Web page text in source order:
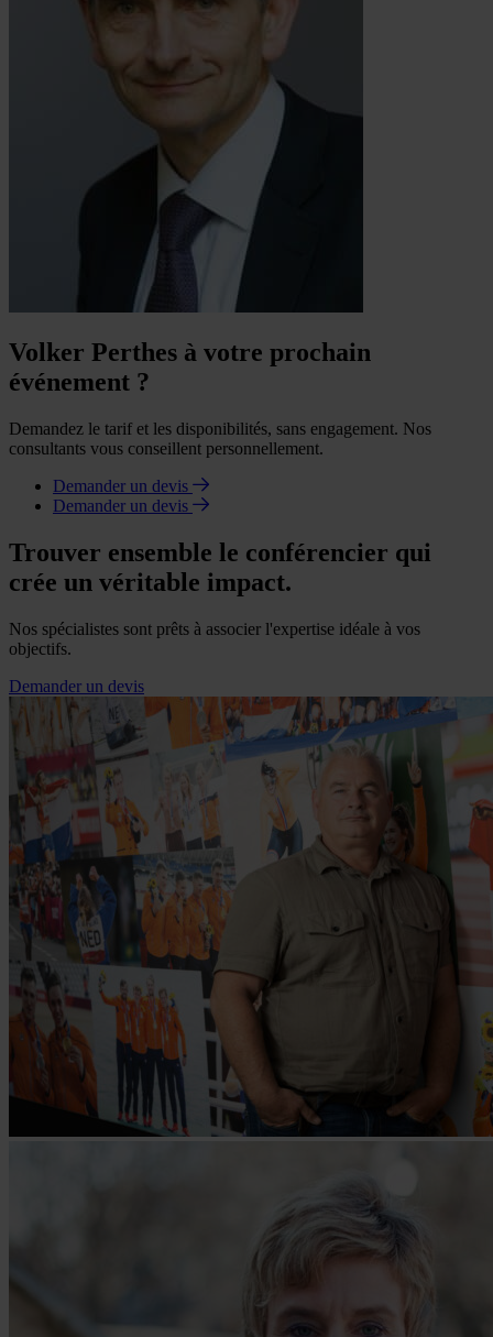
Volker Perthes à votre prochain
événement ?
Demandez le tarif et les disponibilités, sans engagement. Nos
consultants vous conseillent personnellement.
Demander un devis
Demander un devis
Trouver ensemble le conférencier qui
crée un véritable impact.
Nos spécialistes sont prêts à associer l'expertise idéale à vos
objectifs.
Demander un devis